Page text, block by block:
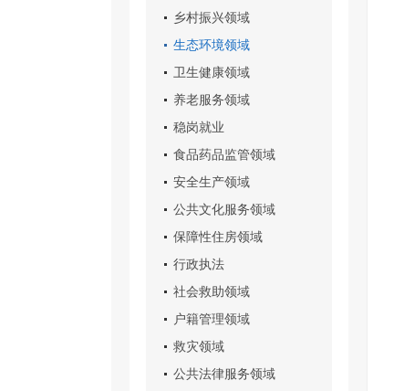
乡村振兴领域
生态环境领域
卫生健康领域
养老服务领域
稳岗就业
食品药品监管领域
安全生产领域
公共文化服务领域
保障性住房领域
行政执法
社会救助领域
户籍管理领域
救灾领域
公共法律服务领域